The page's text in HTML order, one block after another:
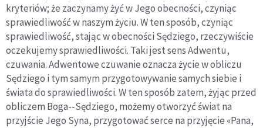
kryteriów; że zaczynamy żyć w Jego obecności, czyniąc
sprawiedliwość w naszym życiu. W ten sposób, czyniąc
sprawiedliwość, stając w obecności Sędziego, rzeczywiście
oczekujemy sprawiedliwości. Taki jest sens Adwentu,
czuwania. Adwentowe czuwanie oznacza życie w obliczu
Sędziego i tym samym przygotowywanie samych siebie i
świata do sprawiedliwości. W ten sposób zatem, żyjąc przed
obliczem Boga--Sędziego, możemy otworzyć świat na
przyjście Jego Syna, przygotować serce na przyjęcie «Pana,